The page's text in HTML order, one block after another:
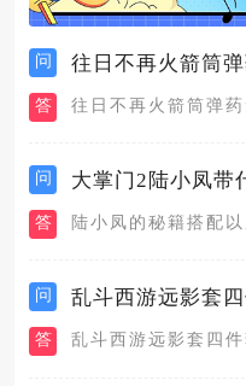
问 往日不再火箭筒
答
问 大掌门2陆小凤带
答
问 乱斗西游远影套
答